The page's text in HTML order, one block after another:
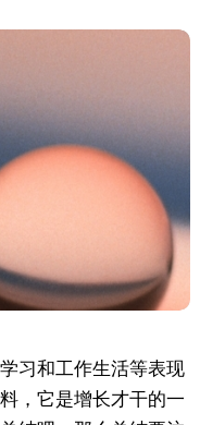
习和工作生活等表现
，它是增长才干的一